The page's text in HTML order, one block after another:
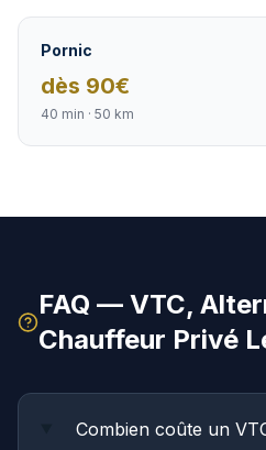
Pornic
dès 90€
40 min · 50 km
FAQ — VTC,
Chauffeur Privé
Combien coûte un